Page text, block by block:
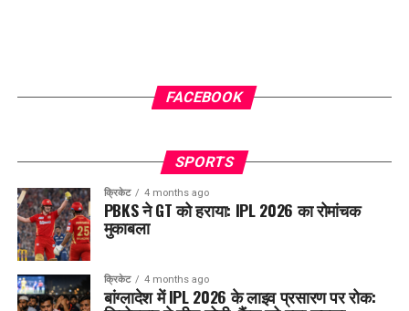
FACEBOOK
SPORTS
क्रिकेट 4 months ago
PBKS ने GT को हराया: IPL 2026 का रोमांचक
मुकाबला
क्रिकेट 4 months ago
बांग्लादेश में IPL 2026 के लाइव प्रसारण पर रोक: